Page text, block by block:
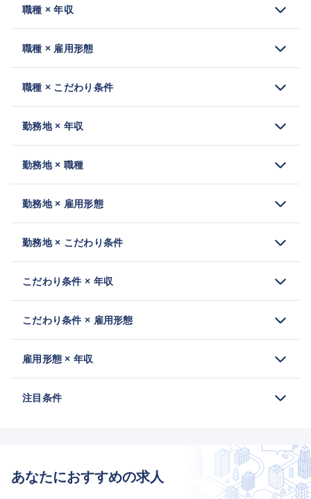
職種 × 年収
職種 × 雇用形態
職種 × こだわり条件
勤務地 × 年収
勤務地 × 職種
勤務地 × 雇用形態
勤務地 × こだわり条件
こだわり条件 × 年収
こだわり条件 × 雇用形態
雇用形態 × 年収
注目条件
あなたにおすすめの求人